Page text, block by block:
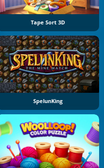
Tape Sort 3D
SpelunKing